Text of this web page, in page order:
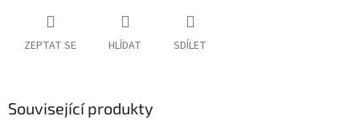
ZEPTAT SE HLÍDAT SDÍLET
Související produkty